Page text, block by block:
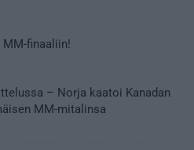
finaaliin!
– Norja kaatoi Kanadan
MM-mitalinsa